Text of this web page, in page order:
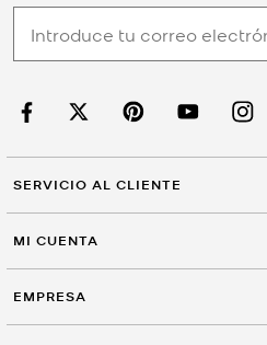
SERVICIO AL CLIENTE
MI CUENTA
EMPRESA